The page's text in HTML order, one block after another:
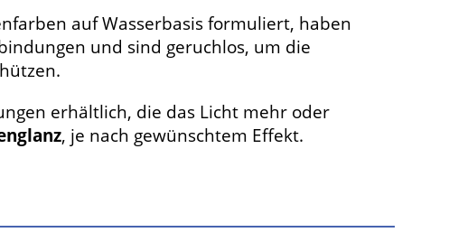
auf Wasserbasis formuliert, haben
und sind geruchlos, um die
erhältlich, die das Licht mehr oder
, je nach gewünschtem Effekt.